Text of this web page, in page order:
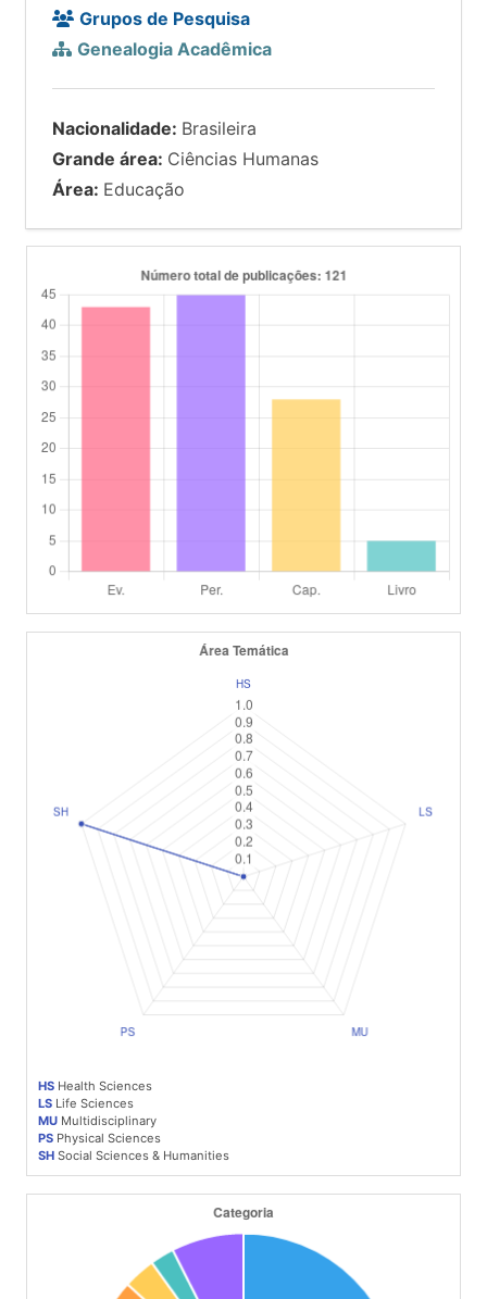
Grupos de Pesquisa
Genealogia Acadêmica
Nacionalidade: Brasileira
Grande área: Ciências Humanas
Área: Educação
HS Health Sciences
LS Life Sciences
MU Multidisciplinary
PS Physical Sciences
SH Social Sciences & Humanities